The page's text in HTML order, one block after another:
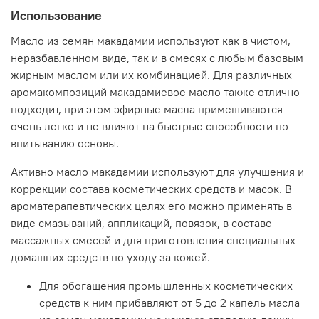
пересушивания. Уникальные успокаивающие свойства
проявляются и в воздействии на фотодерматиты.
В составе массажных смесей оказывает
корректирующий эффект при ожирении.
В уходе за волосами масло оказывает также очень
быстрый эффект, делая их мягкими и послушными.
Эффективно восстанавливает структуру и силу сухих
волос, а также способствует глубокой регенерации
химической завивки волос.
Данное масло удивительно хорошо и ровно
распределяется по всей длине волоса и выравнивает
его структуру: разница в текстуре волоса на кончиках и
у корней после цикла процедур или масок становится
почти незаметной.
Проникающие свойства этого базового масла
позволяют использовать его для очищения кожи, в том
числе и для ежедневного снятия макияжа.
Использование
Масло из семян макадамии используют как в чистом,
неразбавленном виде, так и в смесях с любым базовым
жирным маслом или их комбинацией. Для различных
аромакомпозиций макадамиевое масло также отлично
подходит, при этом эфирные масла примешиваются
очень легко и не влияют на быстрые способности по
впитыванию основы.
Активно масло макадамии используют для улучшения и
коррекции состава косметических средств и масок. В
ароматерапевтических целях его можно применять в
виде смазываний, аппликаций, повязок, в составе
массажных смесей и для приготовления специальных
домашних средств по уходу за кожей.
Для обогащения промышленных косметических
средств к ним прибавляют от 5 до 2 капель масла